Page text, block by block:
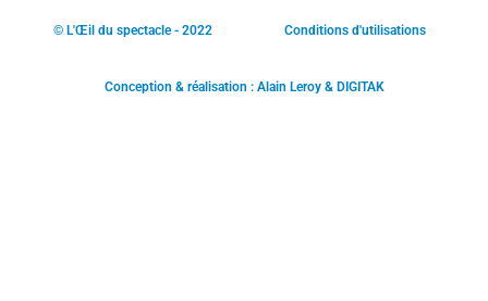
© L'Œil du spectacle - 2022 Conditions d'utilisations
Conception & réalisation : Alain Leroy & DIGITAK